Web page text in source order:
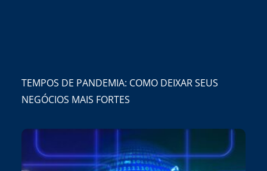
TEMPOS DE PANDEMIA: COMO DEIXAR SEUS
NEGÓCIOS MAIS FORTES